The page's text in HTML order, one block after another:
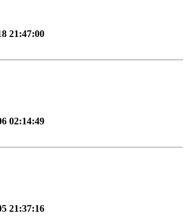
21:47:00
02:14:49
21:37:16